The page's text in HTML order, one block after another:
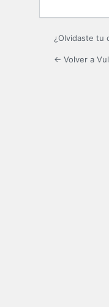
¿Olvidaste tu
← Volver a